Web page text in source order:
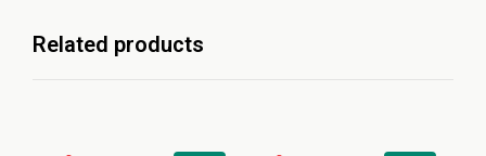
Related products